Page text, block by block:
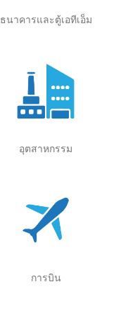
ธนาคารและตู้เอทีเอ็ม
อุตสาหกรรม
การบิน